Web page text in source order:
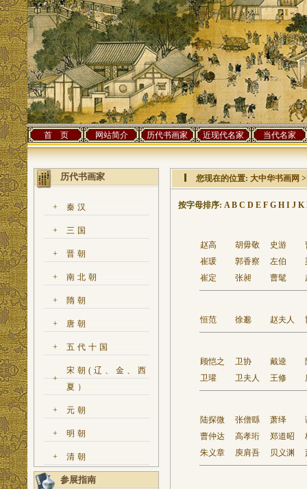
首 页 网站简介 历代书画家 近现代名家 当代名家
历代书画家
+ 秦汉
+ 三国
+ 晋朝
+ 南北朝
+ 隋朝
+ 唐朝
+ 五代十国
+
宋朝(辽、金、西
夏）
+ 元朝
+ 明朝
+ 清朝
参展指南
您现在的位置: 大中华书画网
按字母排序: A B C D E F G H I J K
赵高 胡毋敬 史游
崔瑗
郭香察 左伯
崔定
张昶 曹髦
恒范 徐邈 赵夫人
顾恺之 卫协 戴逵
卫瓘
卫夫人 王修
陆探微 张僧繇 萧绎
曹仲达
高孝珩 郑道昭
朱义章
庾肩吾 贝义渊